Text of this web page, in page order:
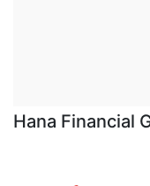
Hana Financial